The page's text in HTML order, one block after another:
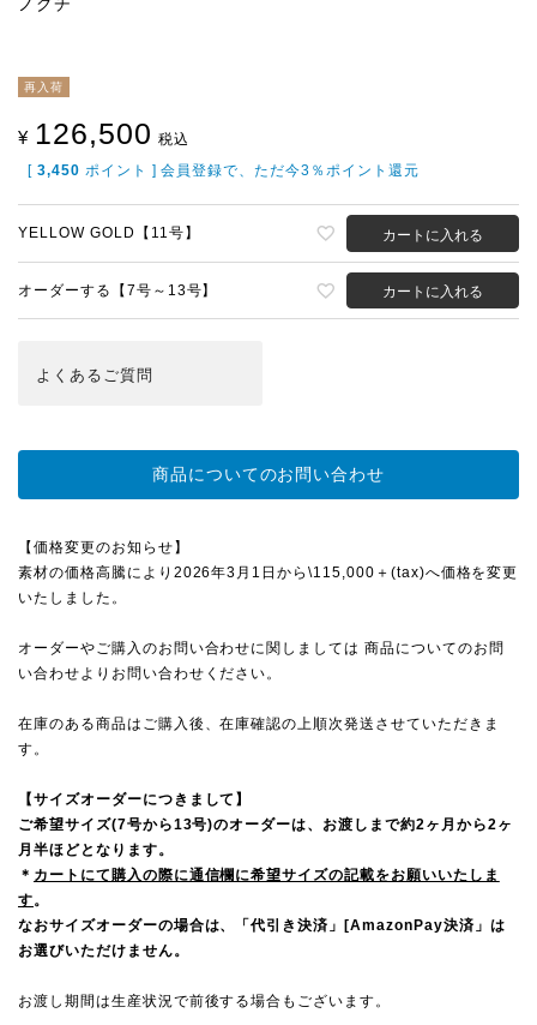
再入荷
¥ 126,500 税込
[ 3,450 ポイント ] 会員登録で、ただ今3％ポイント還元
YELLOW GOLD【11号】 カートに入れる
オーダーする【7号～13号】 カートに入れる
よくある ご質問
商品についてのお問い合わせ
【価格変更のお知らせ】
素材の価格高騰により2026年3月1日から\115,000＋(tax)へ価格を変更
いたしました。
オーダーやご購入のお問い合わせに関しましては 商品についてのお問
い合わせよりお問い合わせください。
在庫のある商品はご購入後、在庫確認の上順次発送させていただきま
す。
【サイズオーダーにつきまして】
ご希望サイズ(7号から13号)のオーダーは、お渡しまで約2ヶ月から2ヶ
月半ほどとなります。
＊ カートにて購入の際に通信欄に希望サイズの記載をお願いいたしま
す。
なおサイズオーダーの場合は、「代引き決済」[AmazonPay決済」は
お選びいただけません。
お渡し期間は生産状況で前後する場合もございます。